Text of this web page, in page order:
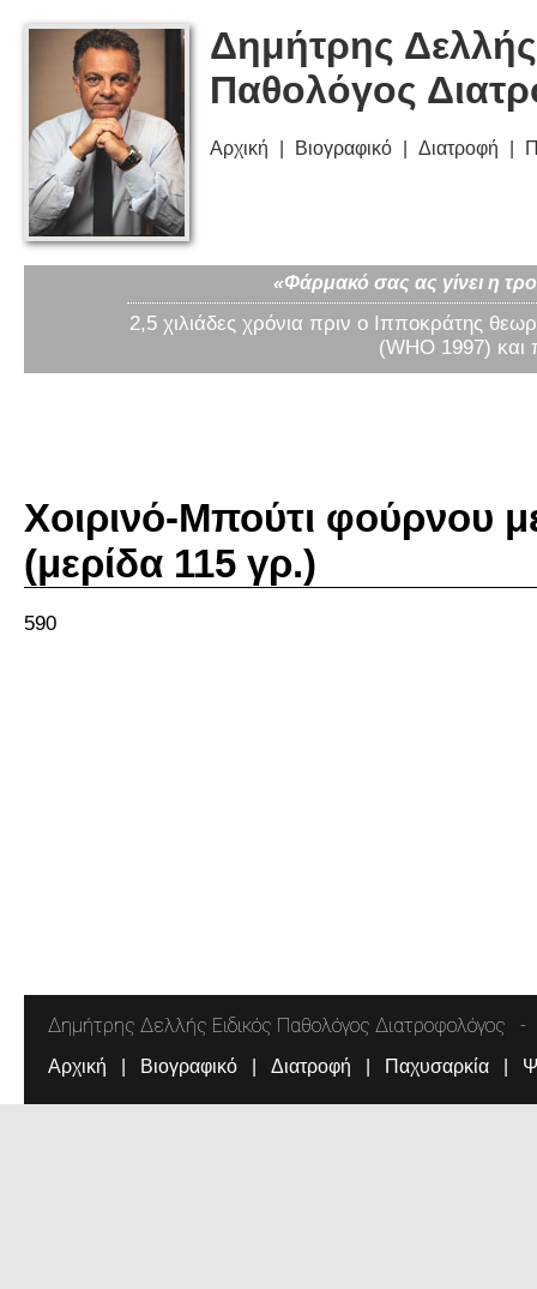
Δημήτρης
Παθολόγος
Αρχική Βιογραφικό Διατροφή
«Φάρμακό σας ας γίνει η
2,5 χιλιάδες χρόνια πριν ο Ιπποκράτης
(WHO 1997) και
Χοιρινό-Μπούτι φούρνου
(μερίδα 115 γρ.)
590
Δημήτρης Δελλής Ειδικός Παθολόγος Διατροφολόγος
Αρχική Βιογραφικό Διατροφή Παχυσαρκία